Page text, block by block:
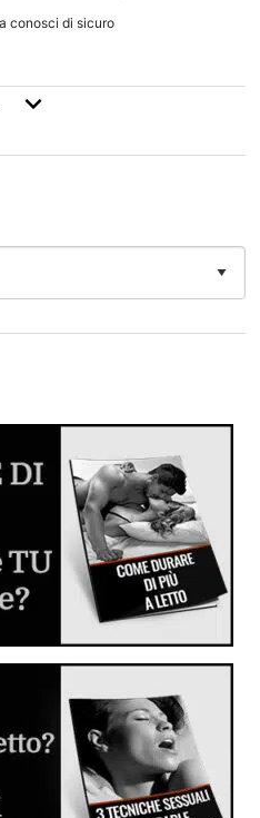
conosci di sicuro
Anale: la Guida Completa
sapere sulla penetrazione anale in
Sessuali
e divertirti